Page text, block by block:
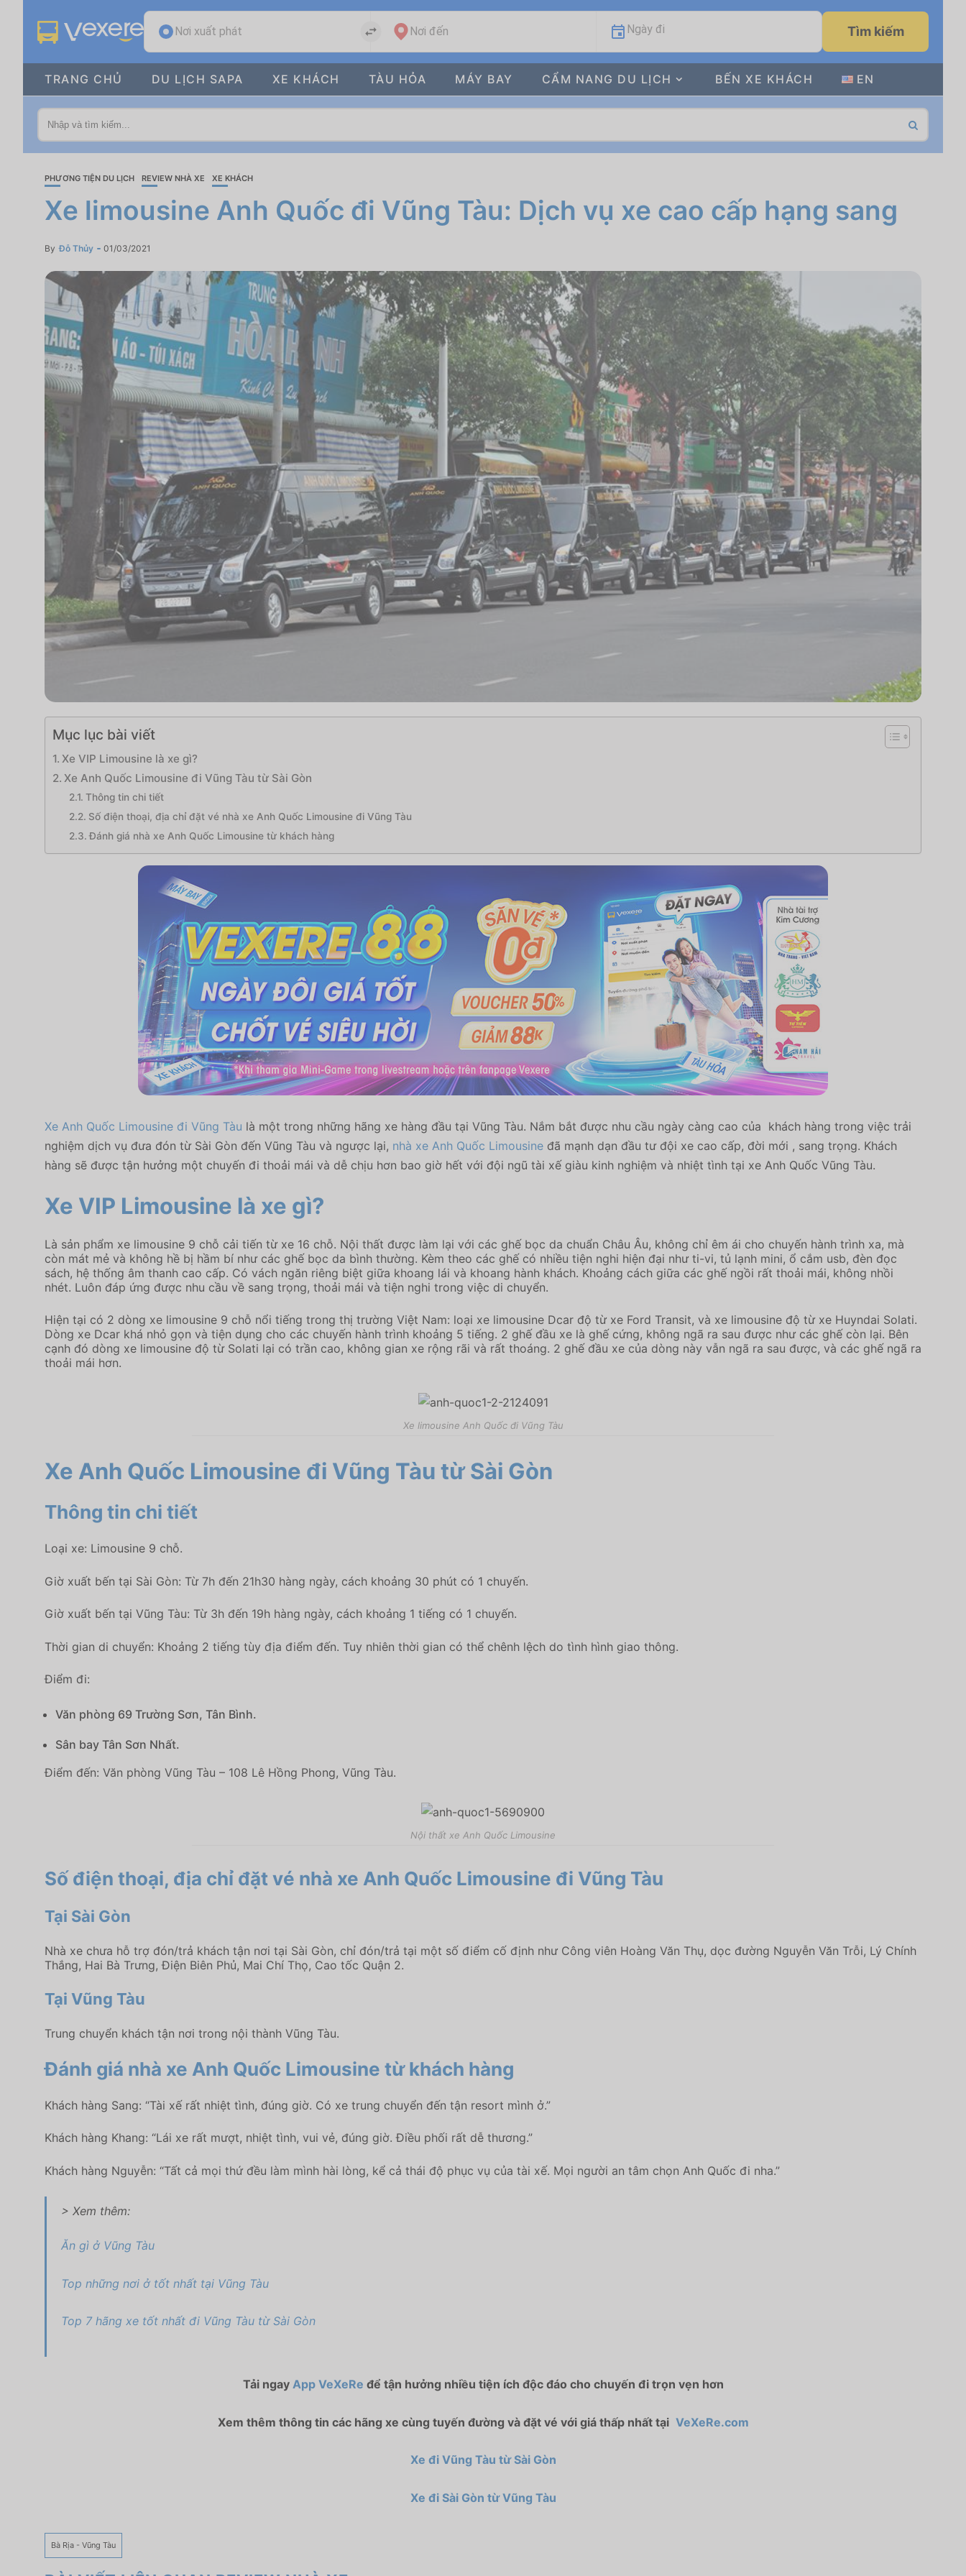
Nơi xuất phát Nơi đến Ngày đi Tìm kiếm
TRANG CHỦ DU LỊCH SAPA XE KHÁCH TÀU HỎA MÁY BAY CẨM NANG DU LỊCH BẾN XE KHÁCH EN
PHƯƠNG TIỆN DU LỊCH REVIEW NHÀ XE XE KHÁCH
Xe limousine Anh Quốc đi Vũng Tàu: Dịch vụ xe cao cấp hạng sang
By Đỗ Thủy 01/03/2021
Mục lục bài viết
Xe VIP Limousine là xe gì?
Xe Anh Quốc Limousine đi Vũng Tàu từ Sài Gòn
Thông tin chi tiết
Số điện thoại, địa chỉ đặt vé nhà xe Anh Quốc Limousine đi Vũng Tàu
Đánh giá nhà xe Anh Quốc Limousine từ khách hàng
Xe Anh Quốc Limousine đi Vũng Tàu là một trong những hãng xe hàng đầu tại Vũng Tàu. Nắm bắt được nhu cầu ngày càng cao của khách hàng trong việc trải
nghiệm dịch vụ đưa đón từ Sài Gòn đến Vũng Tàu và ngược lại, nhà xe Anh Quốc Limousine đã mạnh dạn đầu tư đội xe cao cấp, đời mới , sang trọng. Khách
hàng sẽ được tận hưởng một chuyến đi thoải mái và dễ chịu hơn bao giờ hết với đội ngũ tài xế giàu kinh nghiệm và nhiệt tình tại xe Anh Quốc Vũng Tàu.
Xe VIP Limousine là xe gì?
Là sản phẩm xe limousine 9 chỗ cải tiến từ xe 16 chỗ. Nội thất được làm lại với các ghế bọc da chuẩn Châu Âu, không chỉ êm ái cho chuyến hành trình xa, mà
còn mát mẻ và không hề bị hầm bí như các ghế bọc da bình thường. Kèm theo các ghế có nhiều tiện nghi hiện đại như ti-vi, tủ lạnh mini, ổ cắm usb, đèn đọc
sách, hệ thống âm thanh cao cấp. Có vách ngăn riêng biệt giữa khoang lái và khoang hành khách. Khoảng cách giữa các ghế ngồi rất thoải mái, không nhồi
nhét. Luôn đáp ứng được nhu cầu về sang trọng, thoải mái và tiện nghi trong việc di chuyển.
Hiện tại có 2 dòng xe limousine 9 chỗ nổi tiếng trong thị trường Việt Nam: loại xe limousine Dcar độ từ xe Ford Transit, và xe limousine độ từ xe Huyndai Solati.
Dòng xe Dcar khá nhỏ gọn và tiện dụng cho các chuyến hành trình khoảng 5 tiếng. 2 ghế đầu xe là ghế cứng, không ngã ra sau được như các ghế còn lại. Bên
cạnh đó dòng xe limousine độ từ Solati lại có trần cao, không gian xe rộng rãi và rất thoáng. 2 ghế đầu xe của dòng này vẫn ngã ra sau được, và các ghế ngã ra
thoải mái hơn.
Xe limousine Anh Quốc đi Vũng Tàu
Xe Anh Quốc Limousine đi Vũng Tàu từ Sài Gòn
Thông tin chi tiết
Loại xe: Limousine 9 chỗ.
Giờ xuất bến tại Sài Gòn: Từ 7h đến 21h30 hàng ngày, cách khoảng 30 phút có 1 chuyến.
Giờ xuất bến tại Vũng Tàu: Từ 3h đến 19h hàng ngày, cách khoảng 1 tiếng có 1 chuyến.
Thời gian di chuyển: Khoảng 2 tiếng tùy địa điểm đến. Tuy nhiên thời gian có thể chênh lệch do tình hình giao thông.
Điểm đi:
Văn phòng 69 Trường Sơn, Tân Bình.
Sân bay Tân Sơn Nhất.
Điểm đến: Văn phòng Vũng Tàu – 108 Lê Hồng Phong, Vũng Tàu.
Nội thất xe Anh Quốc Limousine
Số điện thoại, địa chỉ đặt vé nhà xe Anh Quốc Limousine đi Vũng Tàu
Tại Sài Gòn
Nhà xe chưa hỗ trợ đón/trả khách tận nơi tại Sài Gòn, chỉ đón/trả tại một số điểm cố định như Công viên Hoàng Văn Thụ, dọc đường Nguyễn Văn Trỗi, Lý Chính
Thắng, Hai Bà Trưng, Điện Biên Phủ, Mai Chí Thọ, Cao tốc Quận 2.
Tại Vũng Tàu
Trung chuyển khách tận nơi trong nội thành Vũng Tàu.
Đánh giá nhà xe Anh Quốc Limousine từ khách hàng
Khách hàng Sang: “Tài xế rất nhiệt tình, đúng giờ. Có xe trung chuyển đến tận resort mình ở.”
Khách hàng Khang: “Lái xe rất mượt, nhiệt tình, vui vẻ, đúng giờ. Điều phối rất dễ thương.”
Khách hàng Nguyễn: “Tất cả mọi thứ đều làm mình hài lòng, kể cả thái độ phục vụ của tài xế. Mọi người an tâm chọn Anh Quốc đi nha.”
> Xem thêm:
Ăn gì ở Vũng Tàu
Top những nơi ở tốt nhất tại Vũng Tàu
Top 7 hãng xe tốt nhất đi Vũng Tàu từ Sài Gòn
Tải ngay App VeXeRe để tận hưởng nhiều tiện ích độc đáo cho chuyến đi trọn vẹn hơn
Xem thêm thông tin các hãng xe cùng tuyến đường và đặt vé với giá thấp nhất tại VeXeRe.com
Xe đi Vũng Tàu từ Sài Gòn
Xe đi Sài Gòn từ Vũng Tàu
Bà Rịa - Vũng Tàu